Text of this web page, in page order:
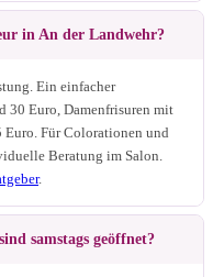
in An der Landwehr?
Ein einfacher
30 Euro, Damenfrisuren mit
Euro. Für Colorationen und
Beratung im Salon.
.
samstags geöffnet?